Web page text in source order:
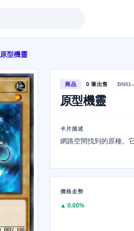
原型機靈
商品 0 筆出售 BN01-
原型機靈
卡片描述
網路空間找到的原種。
價格走勢
▲ 0.00%